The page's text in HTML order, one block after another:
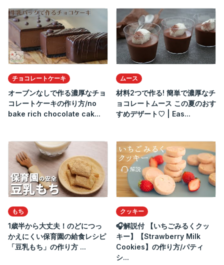
チョコレートケーキ
オーブンなしで作る濃厚なチョ
コレートケーキの作り方/no
bake rich chocolate cak...
ムース
材料2つで作る! 簡単で濃厚なチ
ョコレートムース この夏のおす
すめデザート♡ | Eas...
もち
1歳半から大丈夫！のどにつっ
かえにくい保育園の給食レシピ
「豆乳もち」の作り方 ...
クッキー
🎧解説付 【いちごみるくクッ
キー】【Strawberry Milk
Cookies】の作り方/パティ
シ...